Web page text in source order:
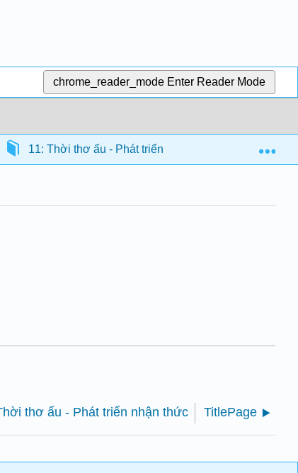
chrome_reader_mode Enter Reader Mode
11: Thời thơ ấu - Phát triển nhận thức Vật
thơ ấu - Phát triển nhận thức TitlePage